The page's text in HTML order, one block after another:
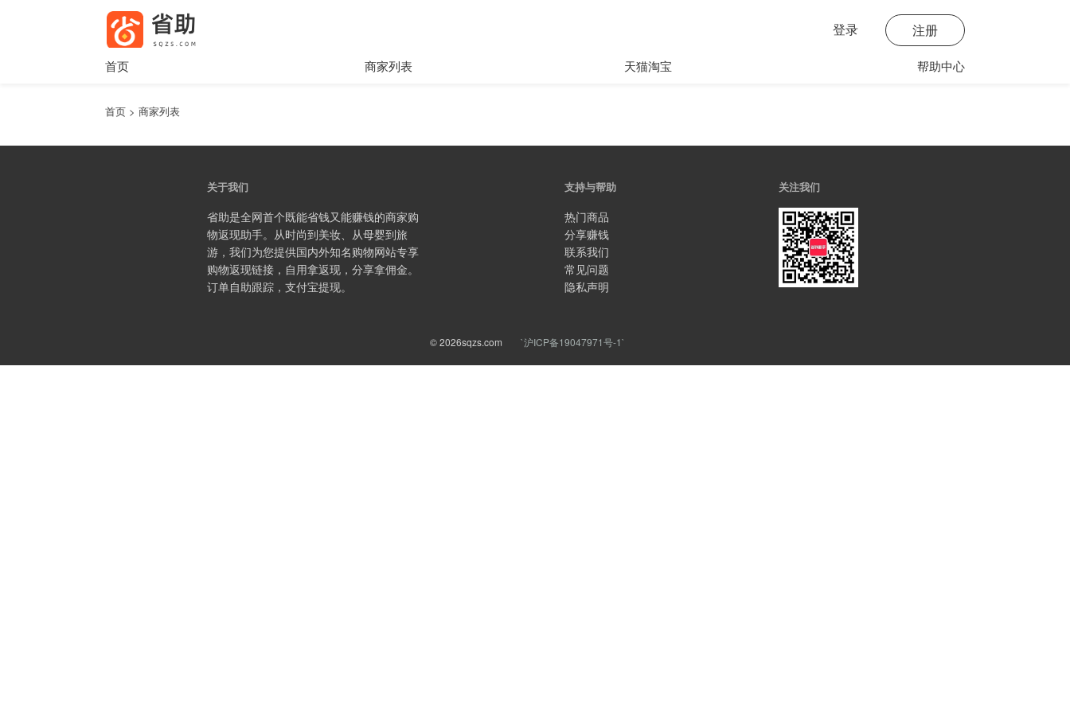
登录 注册
首页 商家列表 天猫淘宝 帮助中心
首页 > 商家列表
关于我们
省助是全网首个既能省钱又能赚钱的商家购
物返现助手。从时尚到美妆、从母婴到旅
游，我们为您提供国内外知名购物网站专享
购物返现链接，自用拿返现，分享拿佣金。
订单自助跟踪，支付宝提现。
支持与帮助
热门商品
分享赚钱
联系我们
常见问题
隐私声明
关注我们
© 2026sqzs.com `沪ICP备19047971号-1`